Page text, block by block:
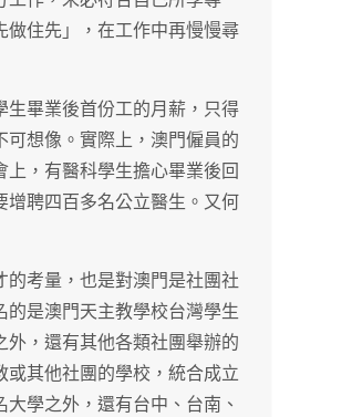
做住先」，在工作中再慢慢尋
生畢業後首份工的月薪，只得
想像。實際上，澳門僱員的
，有醫科學生擔心畢業後回
增聘四百多名公立醫生。又何
考量，也是對澳門是社團社
是澳門天主教學校台灣學生
，還有其他各類社團舉辦的
其他社團的學校，統合成立
學之外，還有台中、台南、